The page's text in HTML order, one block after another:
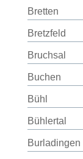
Bretten
Bretzfeld
Bruchsal
Buchen
Bühl
Bühlertal
Burladingen